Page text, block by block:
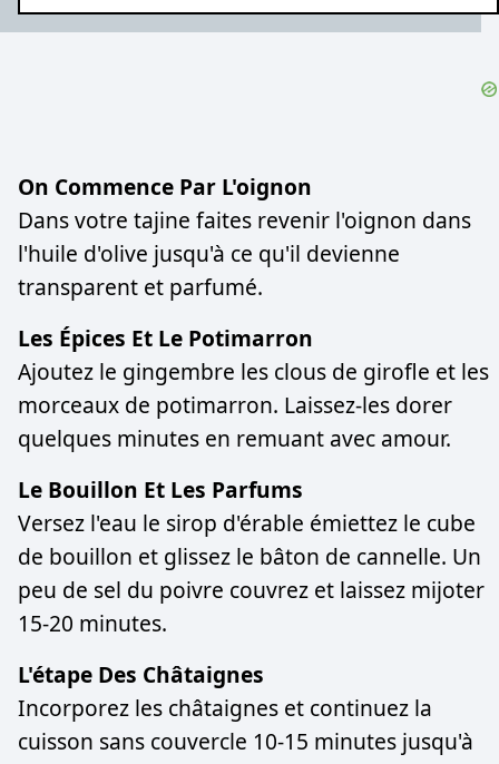
On Commence Par L'oignon
Dans votre tajine faites revenir l'oignon dans
l'huile d'olive jusqu'à ce qu'il devienne
transparent et parfumé.
Les Épices Et Le Potimarron
Ajoutez le gingembre les clous de girofle et les
morceaux de potimarron. Laissez-les dorer
quelques minutes en remuant avec amour.
Le Bouillon Et Les Parfums
Versez l'eau le sirop d'érable émiettez le cube
de bouillon et glissez le bâton de cannelle. Un
peu de sel du poivre couvrez et laissez mijoter
15-20 minutes.
L'étape Des Châtaignes
Incorporez les châtaignes et continuez la
cuisson sans couvercle 10-15 minutes jusqu'à